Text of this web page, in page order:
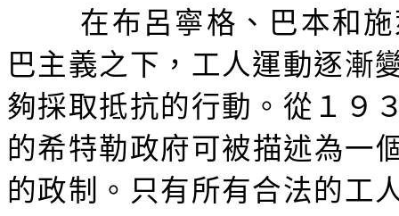
在布呂寧格、巴本和
巴主義之下，工人運動逐漸
夠採取抵抗的行動。從１９
的希特勒政府可被描述為一
的政制。只有所有合法的工